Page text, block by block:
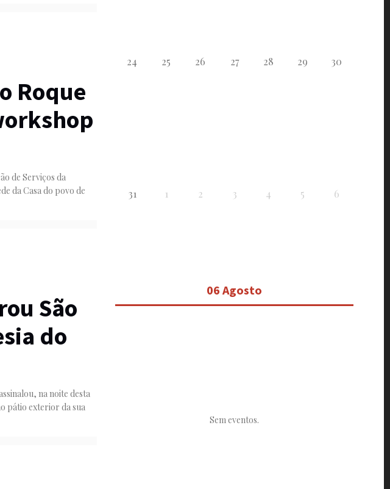
Roque
de Serviços da
da Casa do povo de
São
do
na noite desta
pátio exterior da sua
24 25 26 27 28 29 30
31 1 2 3 4 5 6
06 Agosto
Sem eventos.